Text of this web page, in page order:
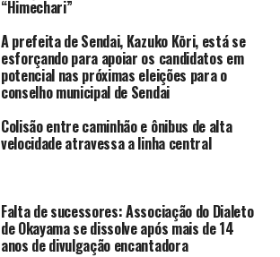
“Himechari”
A prefeita de Sendai, Kazuko Kōri, está se
esforçando para apoiar os candidatos em
potencial nas próximas eleições para o
conselho municipal de Sendai
Colisão entre caminhão e ônibus de alta
velocidade atravessa a linha central
Falta de sucessores: Associação do Dialeto
de Okayama se dissolve após mais de 14
anos de divulgação encantadora